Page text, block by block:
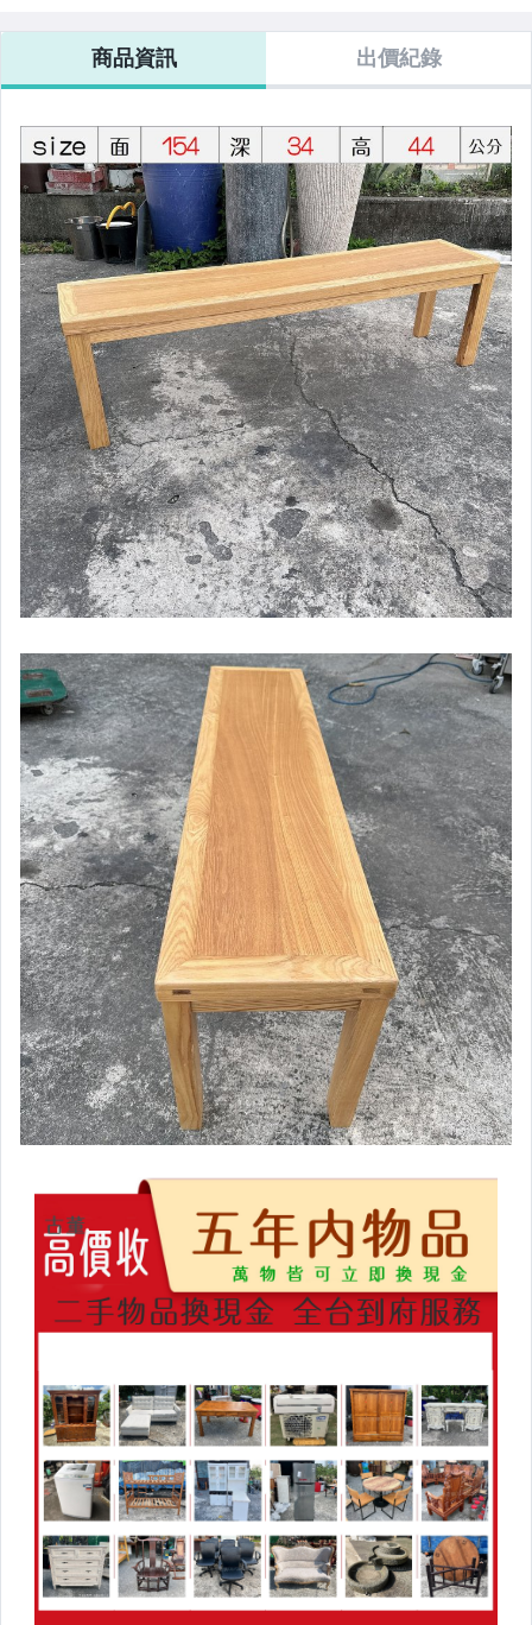
玩具、模型與公仔
美容保養與彩妝
家電與影音視聽
電腦、平板與周邊
運動、戶外與休閒
電玩遊戲與主機
商品資訊 出價紀錄